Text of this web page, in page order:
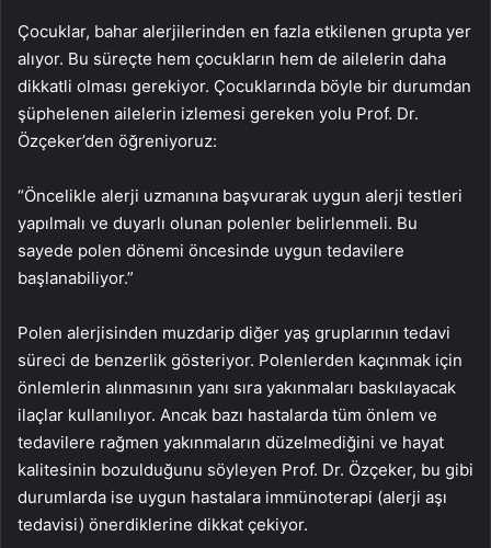
Çocuklar, bahar alerjilerinden en fazla etkilenen grupta yer
alıyor. Bu süreçte hem çocukların hem de ailelerin daha
dikkatli olması gerekiyor. Çocuklarında böyle bir durumdan
şüphelenen ailelerin izlemesi gereken yolu Prof. Dr.
Özçeker’den öğreniyoruz:
“Öncelikle alerji uzmanına başvurarak uygun alerji testleri
yapılmalı ve duyarlı olunan polenler belirlenmeli. Bu
sayede polen dönemi öncesinde uygun tedavilere
başlanabiliyor.”
Polen alerjisinden muzdarip diğer yaş gruplarının tedavi
süreci de benzerlik gösteriyor. Polenlerden kaçınmak için
önlemlerin alınmasının yanı sıra yakınmaları baskılayacak
ilaçlar kullanılıyor. Ancak bazı hastalarda tüm önlem ve
tedavilere rağmen yakınmaların düzelmediğini ve hayat
kalitesinin bozulduğunu söyleyen Prof. Dr. Özçeker, bu gibi
durumlarda ise uygun hastalara immünoterapi (alerji aşı
tedavisi) önerdiklerine dikkat çekiyor.